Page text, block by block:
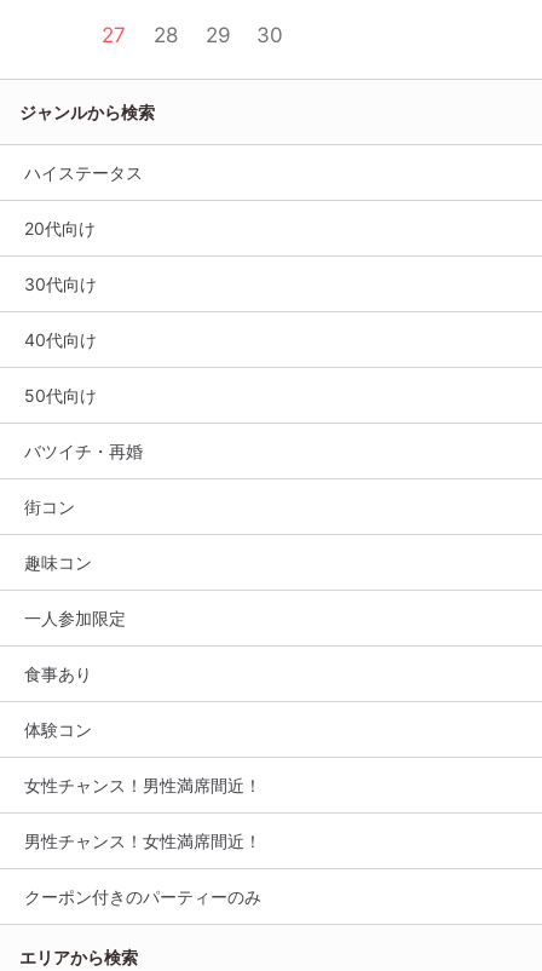
27 28 29 30
ジャンルから検索
ハイステータス
20代向け
30代向け
40代向け
50代向け
バツイチ・再婚
街コン
趣味コン
一人参加限定
食事あり
体験コン
女性チャンス！男性満席間近！
男性チャンス！女性満席間近！
クーポン付きのパーティーのみ
エリアから検索